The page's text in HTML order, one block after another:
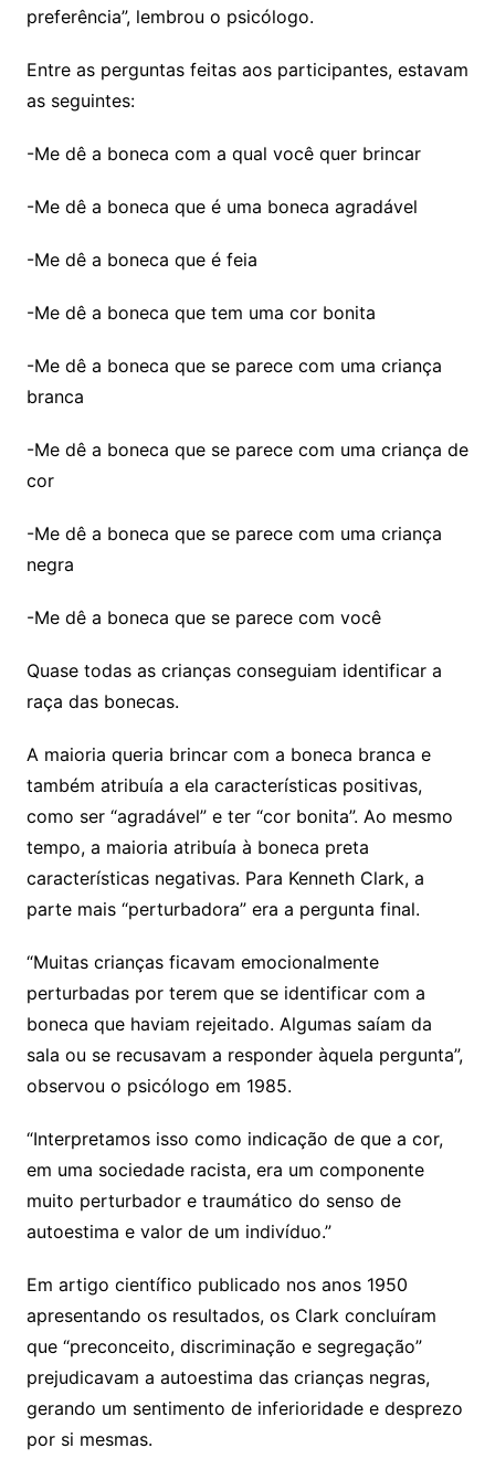
preferência”, lembrou o psicólogo.
Entre as perguntas feitas aos participantes, estavam
as seguintes:
-Me dê a boneca com a qual você quer brincar
-Me dê a boneca que é uma boneca agradável
-Me dê a boneca que é feia
-Me dê a boneca que tem uma cor bonita
-Me dê a boneca que se parece com uma criança
branca
-Me dê a boneca que se parece com uma criança de
cor
-Me dê a boneca que se parece com uma criança
negra
-Me dê a boneca que se parece com você
Quase todas as crianças conseguiam identificar a
raça das bonecas.
A maioria queria brincar com a boneca branca e
também atribuía a ela características positivas,
como ser “agradável” e ter “cor bonita”. Ao mesmo
tempo, a maioria atribuía à boneca preta
características negativas. Para Kenneth Clark, a
parte mais “perturbadora” era a pergunta final.
“Muitas crianças ficavam emocionalmente
perturbadas por terem que se identificar com a
boneca que haviam rejeitado. Algumas saíam da
sala ou se recusavam a responder àquela pergunta”,
observou o psicólogo em 1985.
“Interpretamos isso como indicação de que a cor,
em uma sociedade racista, era um componente
muito perturbador e traumático do senso de
autoestima e valor de um indivíduo.”
Em artigo científico publicado nos anos 1950
apresentando os resultados, os Clark concluíram
que “preconceito, discriminação e segregação”
prejudicavam a autoestima das crianças negras,
gerando um sentimento de inferioridade e desprezo
por si mesmas.